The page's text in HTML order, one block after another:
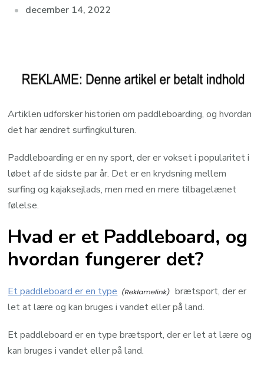
december 14, 2022
Artiklen udforsker historien om paddleboarding, og hvordan
det har ændret surfingkulturen.
Paddleboarding er en ny sport, der er vokset i popularitet i
løbet af de sidste par år. Det er en krydsning mellem
surfing og kajaksejlads, men med en mere tilbagelænet
følelse.
Hvad er et Paddleboard, og
hvordan fungerer det?
Et paddleboard er en type
brætsport, der er
let at lære og kan bruges i vandet eller på land.
Et paddleboard er en type brætsport, der er let at lære og
kan bruges i vandet eller på land.